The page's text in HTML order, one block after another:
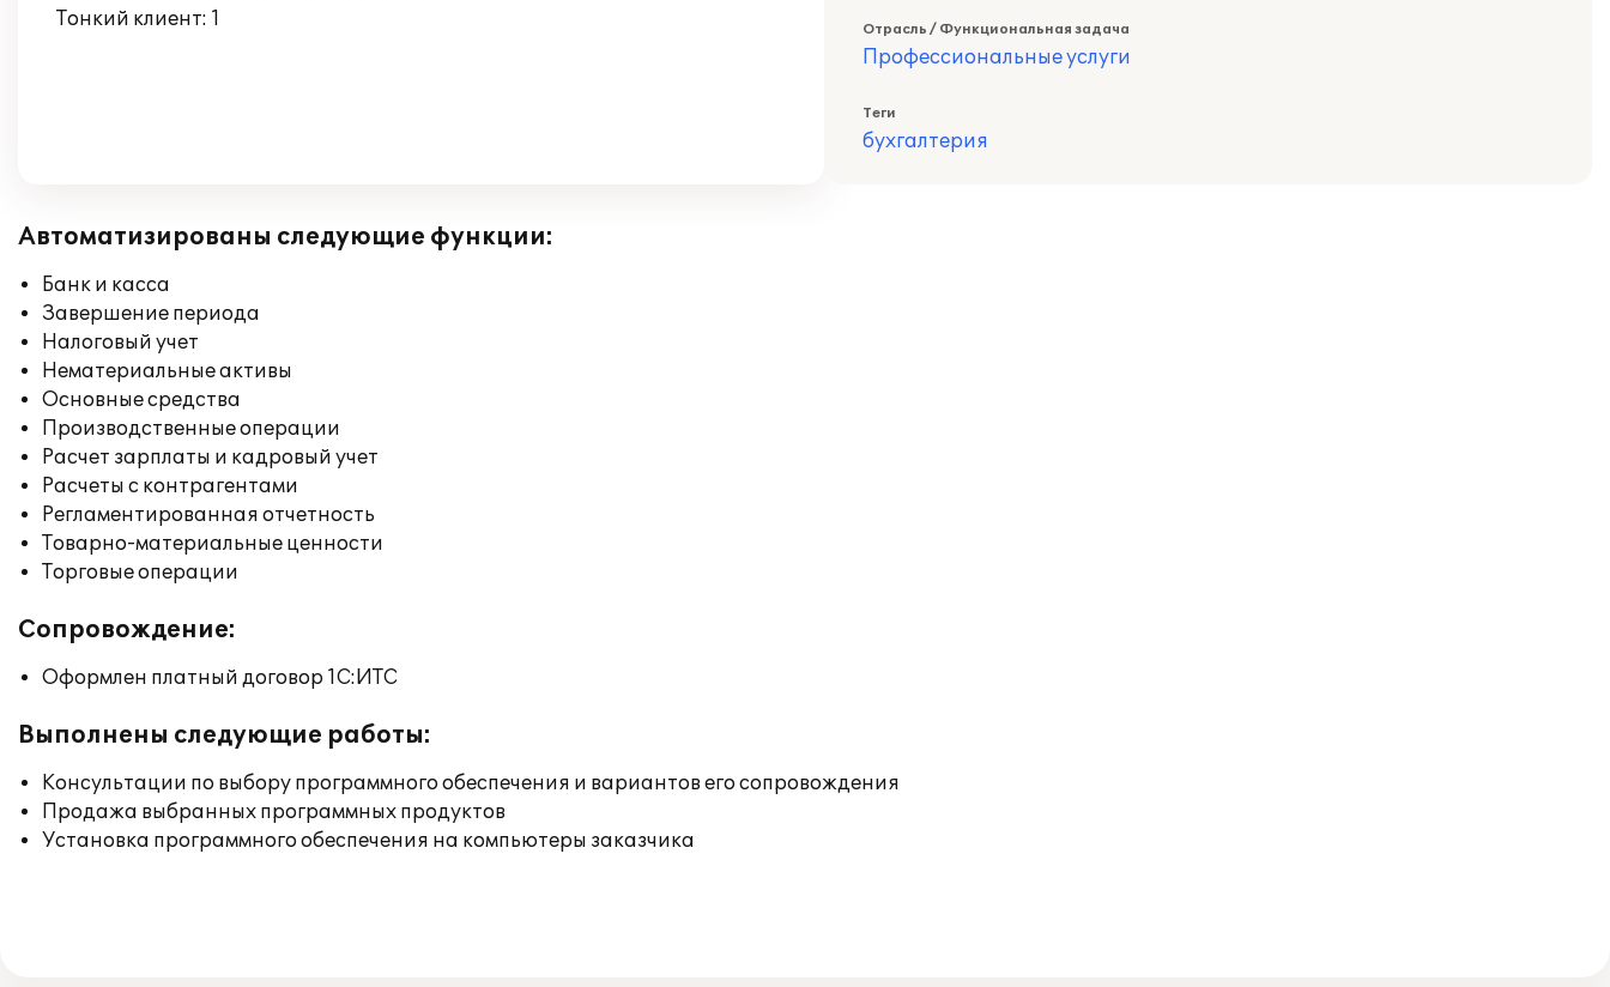
Тонкий клиент: 1 Отрасль / Функциональная задача
Профессиональные услуги
Теги
бухгалтерия
Автоматизированы следующие функции:
Банк и касса
Завершение периода
Налоговый учет
Нематериальные активы
Основные средства
Производственные операции
Расчет зарплаты и кадровый учет
Расчеты с контрагентами
Регламентированная отчетность
Товарно-материальные ценности
Торговые операции
Сопровождение:
Оформлен платный договор 1С:ИТС
Выполнены следующие работы:
Консультации по выбору программного обеспечения и вариантов его сопровождения
Продажа выбранных программных продуктов
Установка программного обеспечения на компьютеры заказчика